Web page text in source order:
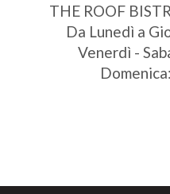
THE ROOF
Da Lunedì a
Venerdì -